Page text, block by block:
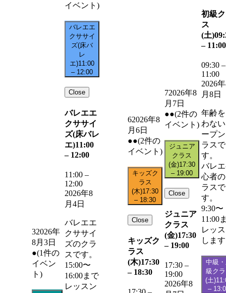
32026年
8月3日
●(1件の
イベン
ト)
イベント)
バレエエ
クササイ
ズ(床バ
レ
エ)11:00
– 12:00
Close
バレエエ
クササイ
ズ(床バレ
エ)11:00
– 12:00
11:00 –
12:00
2026年8
月4日
バレエエ
クササイ
ズのクラ
スです。
15:00〜
16:00まで
レッスン
62026年8
月6日
●●(2件の
イベント)
キッズク
ラス
(木)17:30
– 18:30
Close
キッズク
ラス
(木)17:30
– 18:30
72026年8
月7日
●●(2件の
イベント)
ジュニア
クラス
(金)17:30
– 19:00
Close
ジュニア
クラス
(金)17:30
– 19:00
17:30 –
19:00
2026年8
初級
ス
(土)
– 11:00
09:30 –
11:00
2026
月8日
年齢
わな
ープ
ラスで
す。
バレ
心者
ラスで
す。
9:30〜
11:00
レッ
しま
中級
級ク
(土)
–